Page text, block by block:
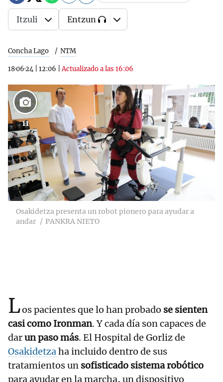
Concha Lago NTM
18·06·24 12:06 |Actualizado a las 16:06
Itzuli Entzun
11
Osakidetza presenta un robot pionero para ayudar a
andar
PANKRA NIETO
Los pacientes que lo han probado se sienten
casi como Ironman. Y cada día son capaces de
darun paso más. El Hospital de Gorliz de
Osakidetzaha incluido dentro de sus
tratamientos un sofisticado sistema robótico
para ayudar en la marcha, un dispositivo